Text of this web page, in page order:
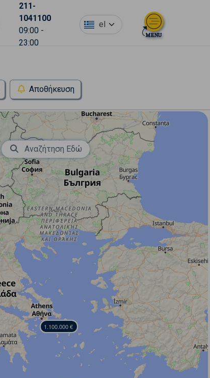
211-
1041100
09:00 -
23:00
el
Αποθήκευση
1.100.000 €
Αναζήτηση Εδώ